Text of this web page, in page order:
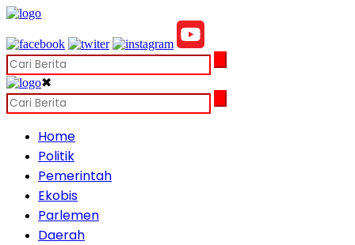
✖
Home
Politik
Pemerintah
Ekobis
Parlemen
Daerah